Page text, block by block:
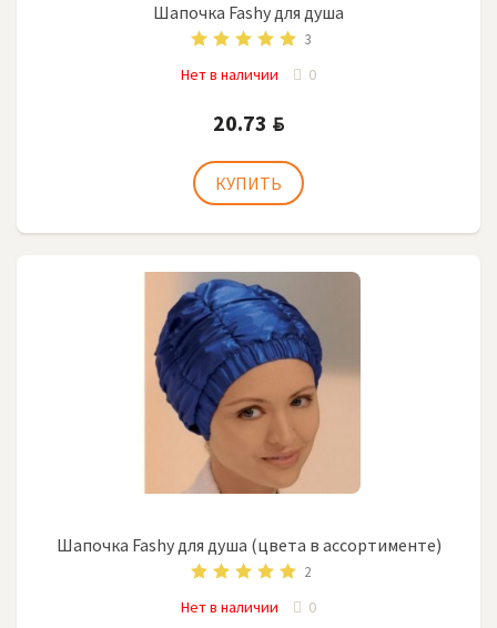
Шапочка Fashy для душа
3
Нет в наличии 0
20.73 BYN
Шапочка Fashy для душа (цвета в ассортименте)
2
Нет в наличии 0